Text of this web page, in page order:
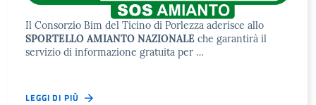
Il Consorzio Bim del Ticino di Porlezza aderisce allo
SPORTELLO AMIANTO NAZIONALE che garantirà il
servizio di informazione gratuita per …
LEGGI DI PIÙ